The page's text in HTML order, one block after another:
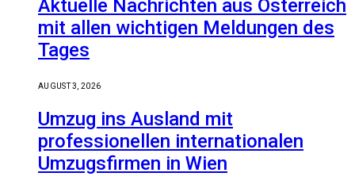
Aktuelle Nachrichten aus Österreich
mit allen wichtigen Meldungen des
Tages
AUGUST 3, 2026
Umzug ins Ausland mit
professionellen internationalen
Umzugsfirmen in Wien